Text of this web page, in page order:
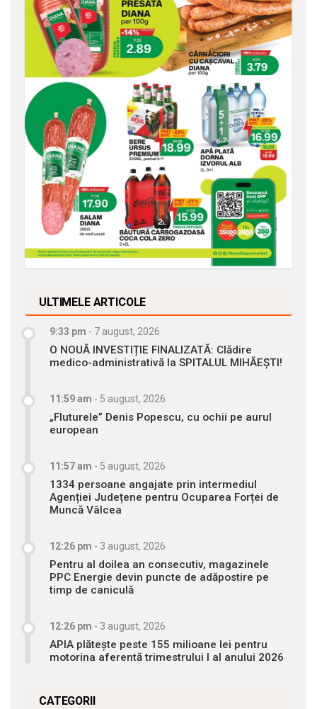
ULTIMELE ARTICOLE
9:33 pm - 7 august, 2026
O NOUĂ INVESTIȚIE FINALIZATĂ: Clădire
medico-administrativă la SPITALUL MIHĂEȘTI!
11:59 am - 5 august, 2026
„Fluturele” Denis Popescu, cu ochii pe aurul
european
11:57 am - 5 august, 2026
1334 persoane angajate prin intermediul
Agenției Județene pentru Ocuparea Forței de
Muncă Vâlcea
12:26 pm - 3 august, 2026
Pentru al doilea an consecutiv, magazinele
PPC Energie devin puncte de adăpostire pe
timp de caniculă
12:26 pm - 3 august, 2026
APIA plătește peste 155 milioane lei pentru
motorina aferentă trimestrului I al anului 2026
CATEGORII